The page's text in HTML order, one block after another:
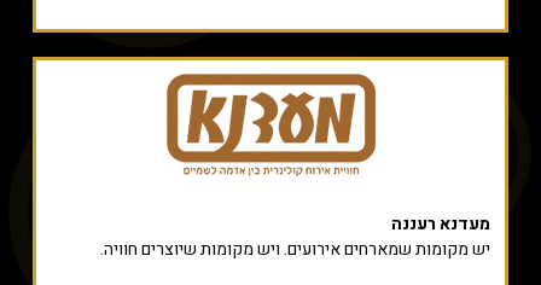
מעדנא רעננה
יש מקומות שמארחים אירועים. ויש מקומות שיוצרים חוויה.